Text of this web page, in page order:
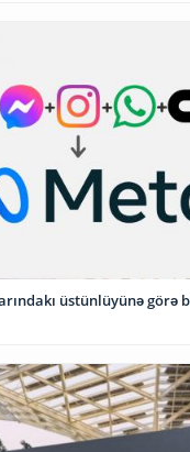
üstünlüyünə görə